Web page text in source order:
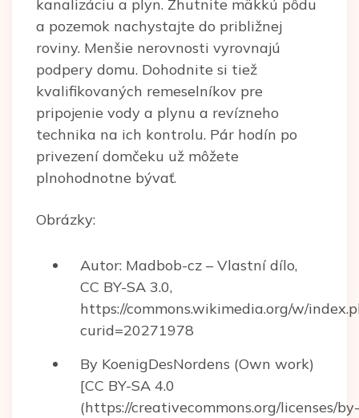
kanalizáciu a plyn. Zhutnite mäkkú pôdu
a pozemok nachystajte do približnej
roviny. Menšie nerovnosti vyrovnajú
podpery domu. Dohodnite si tiež
kvalifikovaných remeselníkov pre
pripojenie vody a plynu a revízneho
technika na ich kontrolu. Pár hodín po
privezení domčeku už môžete
plnohodnotne bývať.
Obrázky:
Autor: Madbob-cz – Vlastní dílo,
CC BY-SA 3.0,
https://commons.wikimedia.org/w/
curid=20271978
By KoenigDesNordens (Own work)
[CC BY-SA 4.0
(https://creativecommons.org/licenses/by-